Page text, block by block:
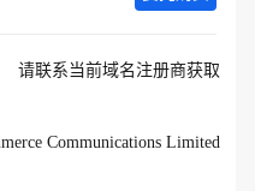
请联系当前域名注册商获取
Communications Limited